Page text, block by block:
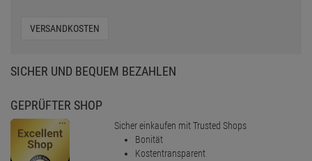
VERSANDKOSTEN
SICHER UND BEQUEM BEZAHLEN
GEPRÜFTER SHOP
Sicher einkaufen mit Trusted Shops
Bonität
Kostentransparent